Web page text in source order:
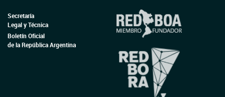
Secretaría
Legal y Técnica
Boletín Oficial
de la República Argentina